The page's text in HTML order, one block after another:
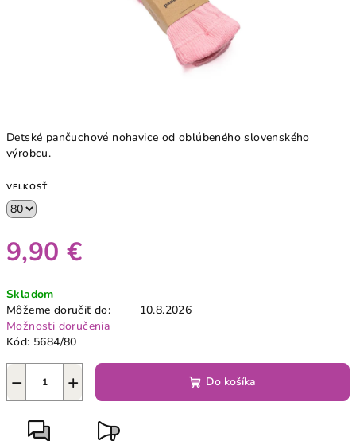
Detské pančuchové nohavice od obľúbeného slovenského
výrobcu.
VELKOSŤ
9,90 €
cena:
Skladom
Môžeme doručiť do:
10.8.2026
Možnosti doručenia
Kód: 5684/80
+
− Do košíka